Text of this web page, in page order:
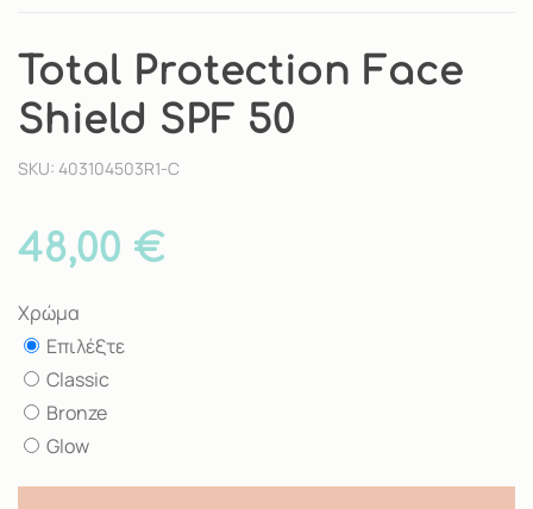
Total Protection Face
Shield SPF 50
SKU: 403104503R1-C
48,00 €
Χρώμα
Επιλέξτε
Classic
Bronze
Glow